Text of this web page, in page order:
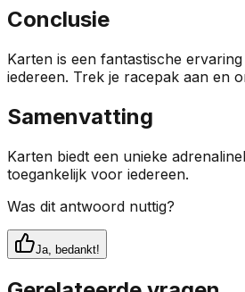
Conclusie
Karten is een fantastische
iedereen. Trek je racepak aan en
Samenvatting
Karten biedt een unieke
toegankelijk voor iedereen.
Was dit antwoord nuttig?
Ja, bedankt!